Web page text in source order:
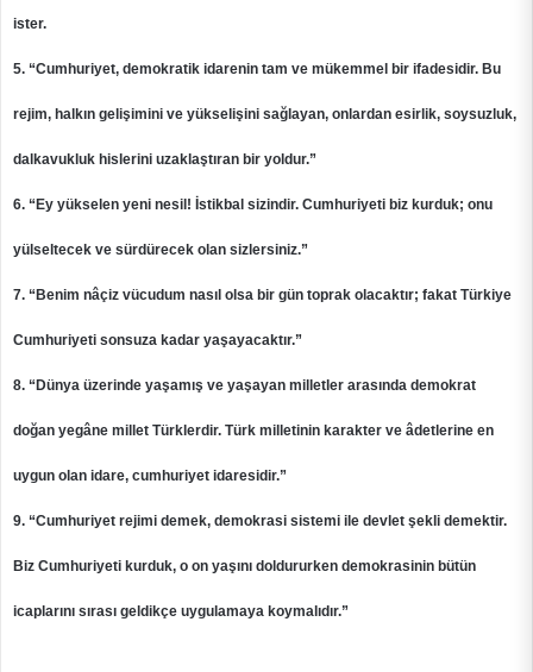
ister.
5. “Cumhuriyet, demokratik idarenin tam ve mükemmel bir ifadesidir. Bu
rejim, halkın gelişimini ve yükselişini sağlayan, onlardan esirlik, soysuzluk,
dalkavukluk hislerini uzaklaştıran bir yoldur.”
6. “Ey yükselen yeni nesil! İstikbal sizindir. Cumhuriyeti biz kurduk; onu
yülseltecek ve sürdürecek olan sizlersiniz.”
7. “Benim nâçiz vücudum nasıl olsa bir gün toprak olacaktır; fakat Türkiye
Cumhuriyeti sonsuza kadar yaşayacaktır.”
8. “Dünya üzerinde yaşamış ve yaşayan milletler arasında demokrat
doğan yegâne millet Türklerdir. Türk milletinin karakter ve âdetlerine en
uygun olan idare, cumhuriyet idaresidir.”
9. “Cumhuriyet rejimi demek, demokrasi sistemi ile devlet şekli demektir.
Biz Cumhuriyeti kurduk, o on yaşını doldururken demokrasinin bütün
icaplarını sırası geldikçe uygulamaya koymalıdır.”